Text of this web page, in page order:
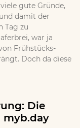
gute Gründe,
damit der
Tag zu
war ja
Frühstücks-
Doch da diese
Die
myb.day